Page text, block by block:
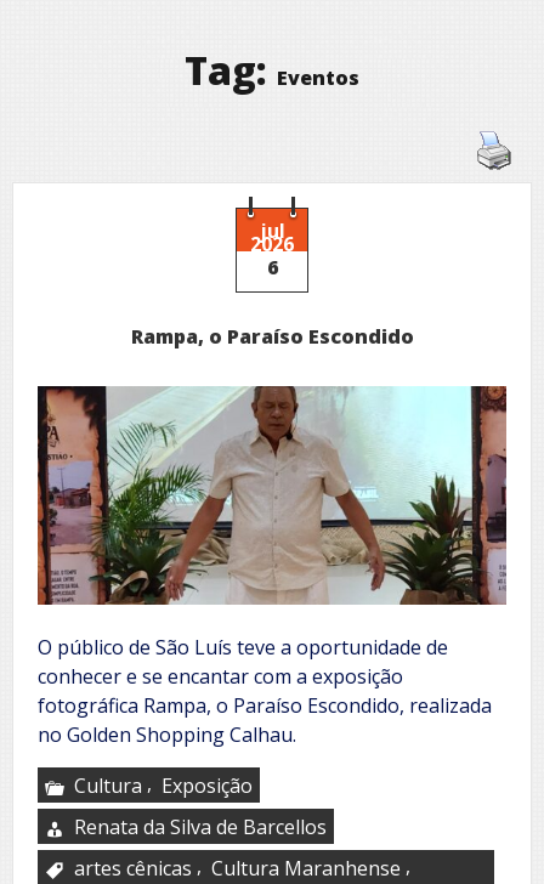
Tag: Eventos
jul
2026
6
Rampa, o Paraíso Escondido
O público de São Luís teve a oportunidade de
conhecer e se encantar com a exposição
fotográfica Rampa, o Paraíso Escondido, realizada
no Golden Shopping Calhau.
Cultura , Exposição
Renata da Silva de Barcellos
artes cênicas , Cultura Maranhense ,